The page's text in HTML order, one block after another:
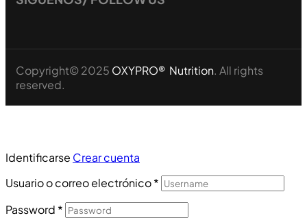
Copyright© 2025 OXYPRO® Nutrition. All rights
reserved.
Identificarse Crear cuenta
Usuario o correo electrónico*
Password *